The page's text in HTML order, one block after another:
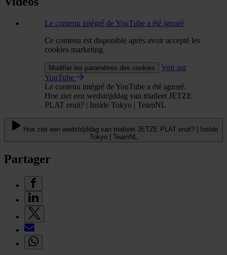
Le contenu intégré de YouTube a été ignoré
Ce contenu est disponible après avoir accepté les
cookies marketing.
Modifier les paramètres des cookies
Voir sur
YouTube
Le contenu intégré de YouTube a été ignoré.
Hoe ziet een wedstrijddag van triatleet JETZE
PLAT eruit? | Inside Tokyo | TeamNL
Hoe ziet een wedstrijddag van triatleet JETZE PLAT eruit? | Inside
Tokyo | TeamNL
Partager